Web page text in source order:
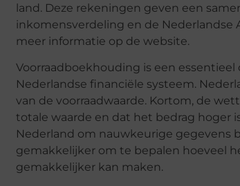
land. Deze rekeningen geven een
inkomensverdeling en de Nederlandse
meer informatie op de website.
Voorraadboekhouding is een
Nederlandse financiële systeem.
van de voorraadwaarde. Kortom, de
totale waarde en dat het bedrag hoger
Nederland om nauwkeurige gegevens
gemakkelijker om te bepalen hoeveel
gemakkelijker kan maken.